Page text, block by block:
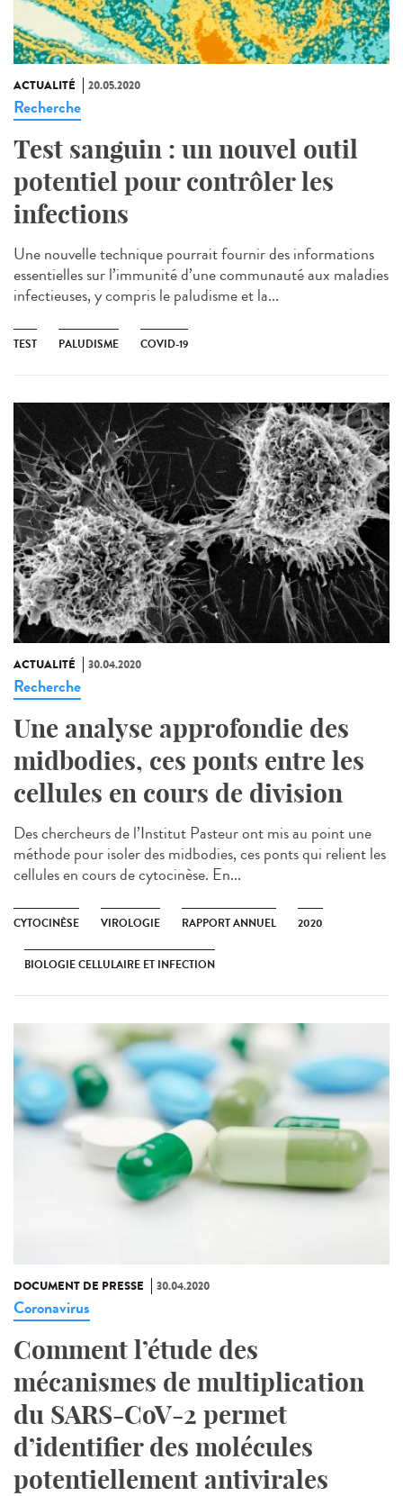
ACTUALITÉ 20.05.2020
Recherche
Test sanguin : un nouvel outil
potentiel pour contrôler les
infections
Une nouvelle technique pourrait fournir des informations
essentielles sur l’immunité d’une communauté aux maladies
infectieuses, y compris le paludisme et la...
TEST PALUDISME COVID-19
ACTUALITÉ 30.04.2020
Recherche
Une analyse approfondie des
midbodies, ces ponts entre les
cellules en cours de division
Des chercheurs de l’Institut Pasteur ont mis au point une
méthode pour isoler des midbodies, ces ponts qui relient les
cellules en cours de cytocinèse. En...
CYTOCINÈSE VIROLOGIE RAPPORT ANNUEL 2020
BIOLOGIE CELLULAIRE ET INFECTION
DOCUMENT DE PRESSE 30.04.2020
Coronavirus
Comment l’étude des
mécanismes de multiplication
du SARS-CoV-2 permet
d’identifier des molécules
potentiellement antivirales